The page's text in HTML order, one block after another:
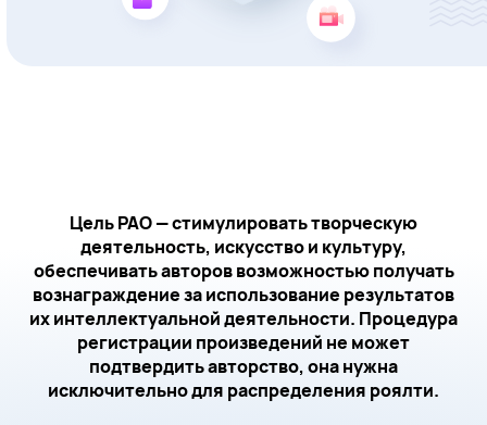
Цель РАО — стимулировать творческую
деятельность, искусство и культуру,
обеспечивать авторов возможностью получать
вознаграждение за использование результатов
их интеллектуальной деятельности. Процедура
регистрации произведений не может
подтвердить авторство, она нужна
исключительно для распределения роялти.